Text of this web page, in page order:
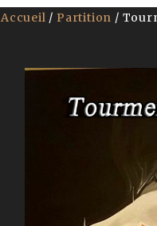
Accueil / Partition /